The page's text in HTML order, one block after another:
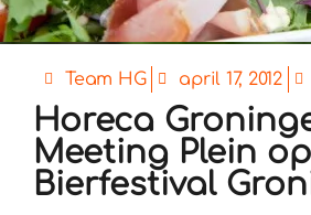
Team HG april 17, 2012
Horeca
Meeting Plein
Bierfestival